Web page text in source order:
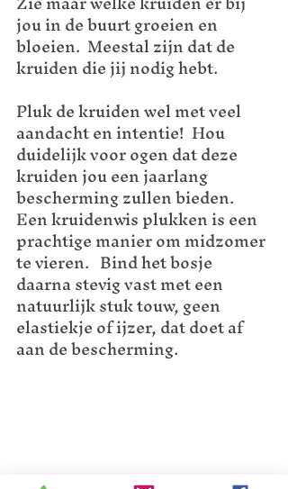
jou in de buurt groeien en
bloeien.  Meestal zijn dat de
kruiden die jij nodig hebt.
Pluk de kruiden wel met veel
aandacht en intentie!  Hou
duidelijk voor ogen dat deze
kruiden jou een jaarlang
bescherming zullen bieden.
Een kruidenwis plukken is een
prachtige manier om midzomer
te vieren.   Bind het bosje
daarna stevig vast met een
natuurlijk stuk touw, geen
elastiekje of ijzer, dat doet af
aan de bescherming.